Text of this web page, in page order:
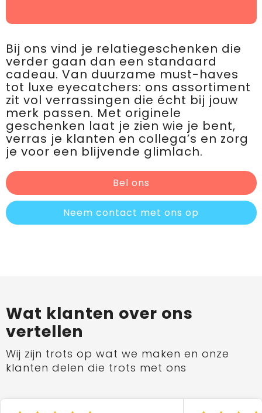
Bij ons vind je relatiegeschenken die
verder gaan dan een standaard
cadeau. Van duurzame must-haves
tot luxe eyecatchers: ons assortiment
zit vol verrassingen die écht bij jouw
merk passen. Met originele
geschenken laat je zien wie je bent,
verras je klanten en collega’s en zorg
je voor een blijvende glimlach.
Bel ons
Neem contact met ons op
Wat klanten over ons
vertellen
Wij zijn trots op wat we maken en onze
klanten delen die trots met ons